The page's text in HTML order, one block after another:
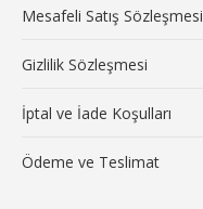
Mesafeli Satış Sözleşmesi
Gizlilik Sözleşmesi
İptal ve İade Koşulları
Ödeme ve Teslimat